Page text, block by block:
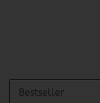
Bestseller